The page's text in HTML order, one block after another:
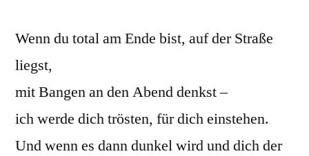
Wenn du total am Ende bist, auf der Straße
liegst,
mit Bangen an den Abend denkst –
ich werde dich trösten, für dich einstehen.
Und wenn es dann dunkel wird und dich der